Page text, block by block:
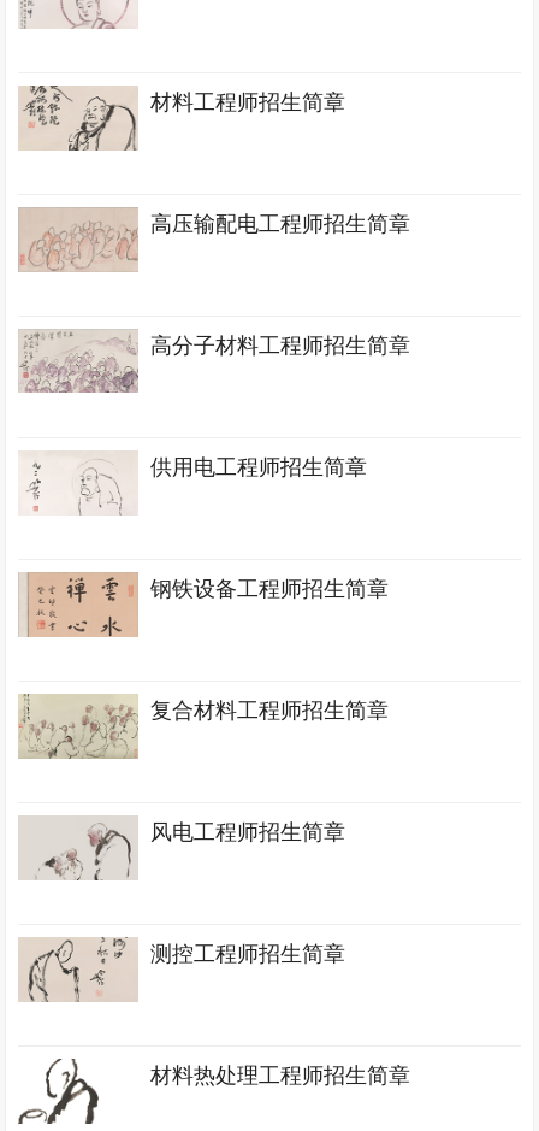
材料工程师招生简章
高压输配电工程师招生简章
高分子材料工程师招生简章
供用电工程师招生简章
钢铁设备工程师招生简章
复合材料工程师招生简章
风电工程师招生简章
测控工程师招生简章
材料热处理工程师招生简章